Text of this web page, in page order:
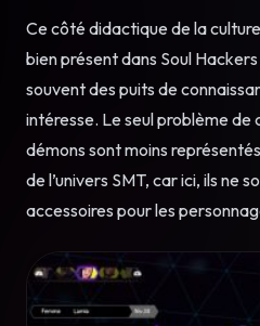
Ce côté didactique de la
bien présent dans Soul
souvent des puits de
intéresse. Le seul problème de
démons sont moins
de l’univers SMT, car ici, ils ne
accessoires pour les